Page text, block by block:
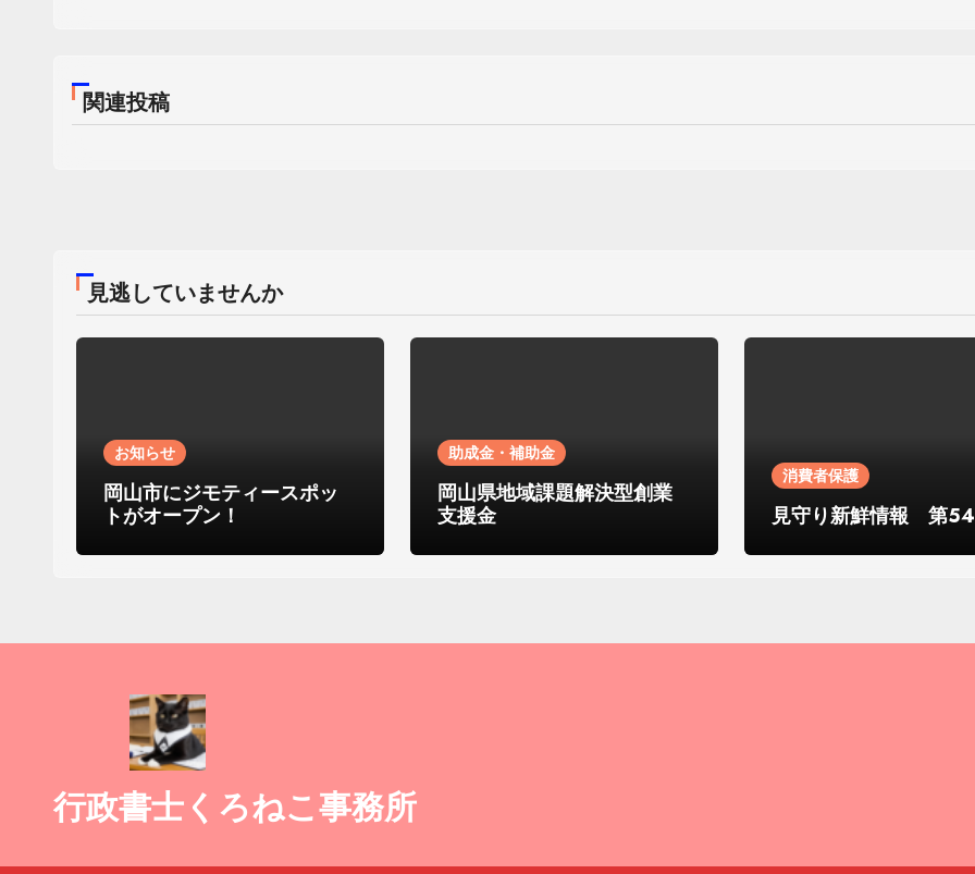
関連投稿
見逃していませんか
お知らせ
岡山市にジモティースポッ
トがオープン！
助成金・補助金
岡山県地域課題解決型創業
支援金
消費者保護
見守り新鮮情報 第
行政書士くろねこ事務所